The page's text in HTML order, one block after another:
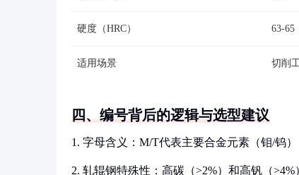
硬度（HRC） 63-65
适用场景 切削
四、编号背后的逻辑与选型建议
1. 字母含义：M/T代表主要合金元素（钼/钨
2. 轧辊钢特殊性：高碳（>2%）和高钒（